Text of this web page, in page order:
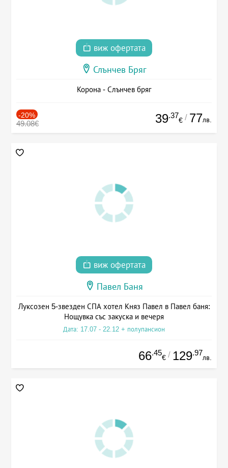
виж офертата
Слънчев Бряг
Корона - Слънчев бряг
-20%
49.08€ 39.37
€ / 77лв.
виж офертата
Павел Баня
Луксозен 5-звезден СПА хотел Княз Павел в Павел баня:
Нощувка със закуска и вечеря
Дата: 17.07 - 22.12 + полупансион
66.45
€ / 129.97
лв.